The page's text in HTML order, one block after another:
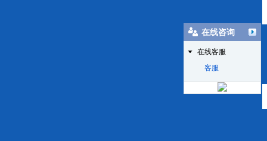
在线咨询
在线客服
客服